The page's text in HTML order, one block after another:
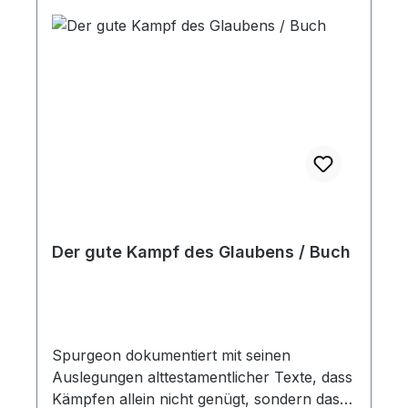
Der gute Kampf des Glaubens / Buch
Spurgeon dokumentiert mit seinen
Auslegungen alttestamentlicher Texte, dass
Kämpfen allein nicht genügt, sondern dass